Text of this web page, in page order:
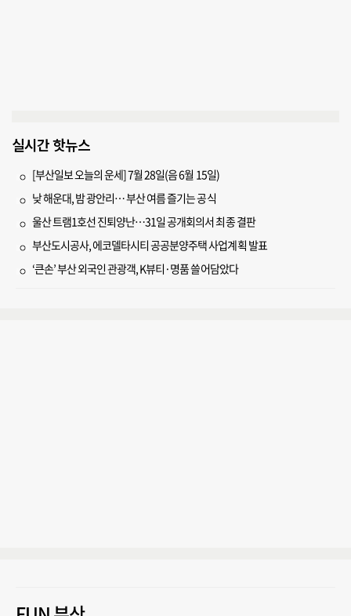
실시간 핫뉴스
[부산일보 오늘의 운세] 7월 28일(음 6월 15일)
낮 해운대, 밤 광안리… 부산 여름 즐기는 공식
울산 트램1호선 진퇴양난…31일 공개회의서 최종 결판
부산도시공사, 에코델타시티 공공분양주택 사업계획 발표
‘큰손’ 부산 외국인 관광객, K뷰티·명품 쓸어담았다